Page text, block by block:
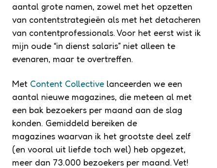
aantal grote namen, zowel met het opzetten
van contentstrategieën als met het detacheren
van contentprofessionals. Voor het eerst wist ik
mijn oude “in dienst salaris” niet alleen te
evenaren, maar te overtreffen.
Met Content Collective lanceerden we een
aantal nieuwe magazines, die meteen al met
een bak bezoekers per maand aan de slag
konden. Gemiddeld bereiken de
magazines waarvan ik het grootste deel zelf
(en vooral uit liefde toch wel) heb opgezet,
meer dan 73.000 bezoekers per maand. Vet!